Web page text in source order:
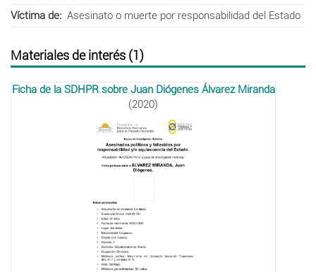
Víctima de
Asesinato o muerte por responsabilidad del Estado
Materiales de interés (1)
Ficha de la SDHPR sobre Juan Diógenes Álvarez Miranda
(2020)